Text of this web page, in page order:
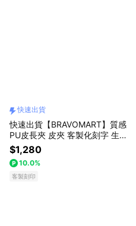
快速出貨
快速出貨【BRAVOMART】質感
PU皮長夾 皮夾 客製化刻字 生日
禮物 送禮推薦 男生禮物 現貨 巨
蟹座 禮物獨家 新品上市 送給男
生 真皮皮夾 男友禮物 獅子座
$1,280
10.0%
客製刻印